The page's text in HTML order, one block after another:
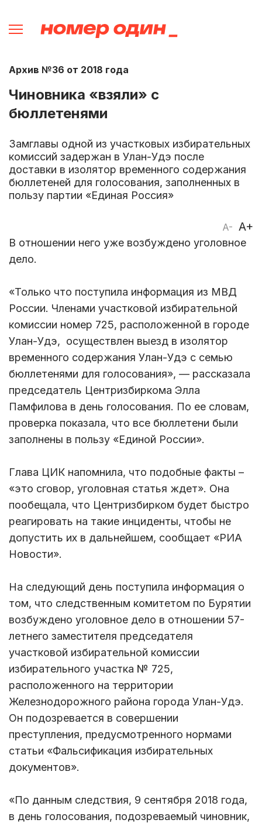
Архив №36 от 2018 года
Чиновника «взяли» с
бюллетенями
Замглавы одной из участковых избирательных
комиссий задержан в Улан-Удэ после
доставки в изолятор временного содержания
бюллетеней для голосования, заполненных в
пользу партии «Единая Россия»
A- A+
В отношении него уже возбуждено уголовное
дело.
«Только что поступила информация из МВД
России. Членами участковой избирательной
комиссии номер 725, расположенной в городе
Улан-Удэ, осуществлен выезд в изолятор
временного содержания Улан-Удэ с семью
бюллетенями для голосования», — рассказала
председатель Центризбиркома Элла
Памфилова в день голосования. По ее словам,
проверка показала, что все бюллетени были
заполнены в пользу «Единой России».
Глава ЦИК напомнила, что подобные факты –
«это сговор, уголовная статья ждет». Она
пообещала, что Центризбирком будет быстро
реагировать на такие инциденты, чтобы не
допустить их в дальнейшем, сообщает «РИА
Новости».
На следующий день поступила информация о
том, что следственным комитетом по Бурятии
возбуждено уголовное дело в отношении 57-
летнего заместителя председателя
участковой избирательной комиссии
избирательного участка № 725,
расположенного на территории
Железнодорожного района города Улан-Удэ.
Он подозревается в совершении
преступления, предусмотренного нормами
статьи «Фальсификация избирательных
документов».
«По данным следствия, 9 сентября 2018 года,
в день голосования, подозреваемый чиновник,